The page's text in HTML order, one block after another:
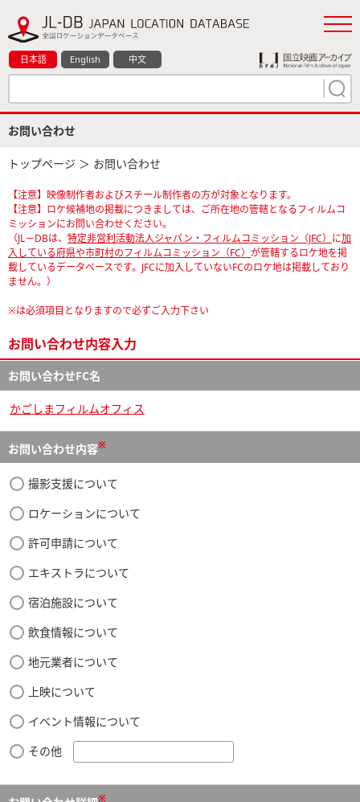
日本語 English 中文
お問い合わせ
トップページ ＞ お問い合わせ
【注意】映像制作者およびスチール制作者の方が対象となります。
【注意】ロケ候補地の掲載につきましては、ご所在地の管轄となるフィルムコ
ミッションにお問い合わせください。
（JL－DBは、 特定非営利活動法人ジャパン・フィルムコミッション（JFC） に加
入している府県や市町村のフィルムコミッション（FC） が管轄するロケ地を掲
載しているデータベースです。JFCに加入していないFCのロケ地は掲載しており
ません。）
※は必須項目となりますので必ずご入力下さい
お問い合わせ内容入力
お問い合わせFC名
かごしまフィルムオフィス
お問い合わせ内容※
撮影支援について
ロケーションについて
許可申請について
エキストラについて
宿泊施設について
飲食情報について
地元業者について
上映について
イベント情報について
その他
※